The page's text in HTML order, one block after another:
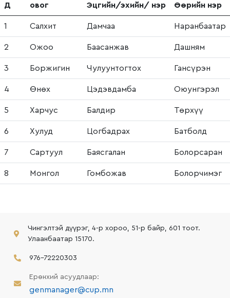
Д
овог
Эцгийн/эхийн/ нэр Өөрийн нэр
1 Салхит Дамчаа Наранбаатар
2 Ожоо Баасанжав Дашням
3 Боржигин Чулуунтогтох Гансүрэн
4 Өнөх Цэдэвдамба Оюунгэрэл
5 Харчус Балдир Төрхүү
6 Хулуд Цогбадрах Батболд
7 Сартуул Баясгалан Болорсаран
8 Монгол Гомбожав Болорчимэг
Чингэлтэй дүүрэг, 4-р хороо, 51-р байр, 601 тоот.
Улаанбаатар 15170.
976-72220303
Ерөнхий асуудлаар:
genmanager@cup.mn